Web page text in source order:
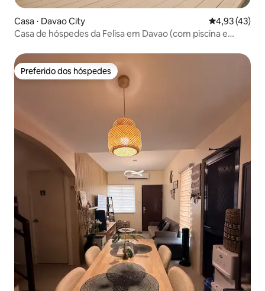
Casa ⋅ Davao City 4,93 de uma
4,93 (43)
Casa de hóspedes da Felisa em Davao (com piscina e
Preferido dos hóspedes
Preferido dos hóspedes